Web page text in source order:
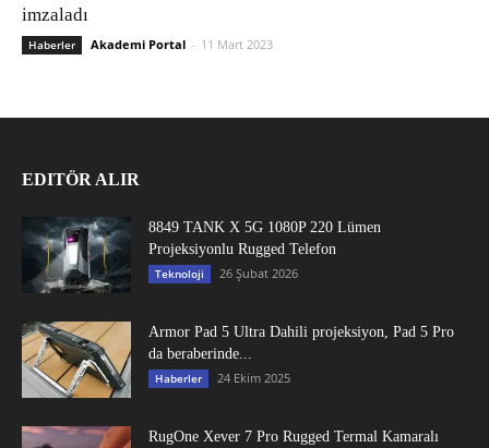
imzaladı
Haberler Akademi Portal - 11 Mart 2023
EDITÖR ALIR
8849 TANK X 5G 1080P 220 Lümen
Projeksiyonlu Rugged Telefon
Teknoloji 26 Şubat 2026
Armor Pad 5 Ultra Dahili projeksiyon, Pad 5 Pro
da beraberinde...
Haberler 24 Ekim 2025
RugOne Xever 7 Pro Rugged Termal Kamaralı